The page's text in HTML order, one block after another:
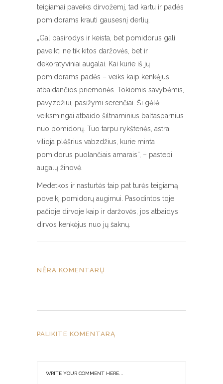
teigiamai paveiks dirvožemį, tad kartu ir padės
pomidorams krauti gausesnį derlių.
„Gal pasirodys ir keista, bet pomidorus gali
paveikti ne tik kitos daržovės, bet ir
dekoratyviniai augalai. Kai kurie iš jų
pomidorams padės – veiks kaip kenkėjus
atbaidančios priemonės. Tokiomis savybėmis,
pavyzdžiui, pasižymi serenčiai. Ši gėlė
veiksmingai atbaido šiltnaminius baltasparnius
nuo pomidorų. Tuo tarpu rykštenės, astrai
vilioja plėšrius vabzdžius, kurie minta
pomidorus puolančiais amarais“, – pastebi
augalų žinovė.
Medetkos ir nasturtės taip pat turės teigiamą
poveikį pomidorų augimui. Pasodintos toje
pačioje dirvoje kaip ir daržovės, jos atbaidys
dirvos kenkėjus nuo jų šaknų.
NĖRA KOMENTARŲ
PALIKITE KOMENTARĄ